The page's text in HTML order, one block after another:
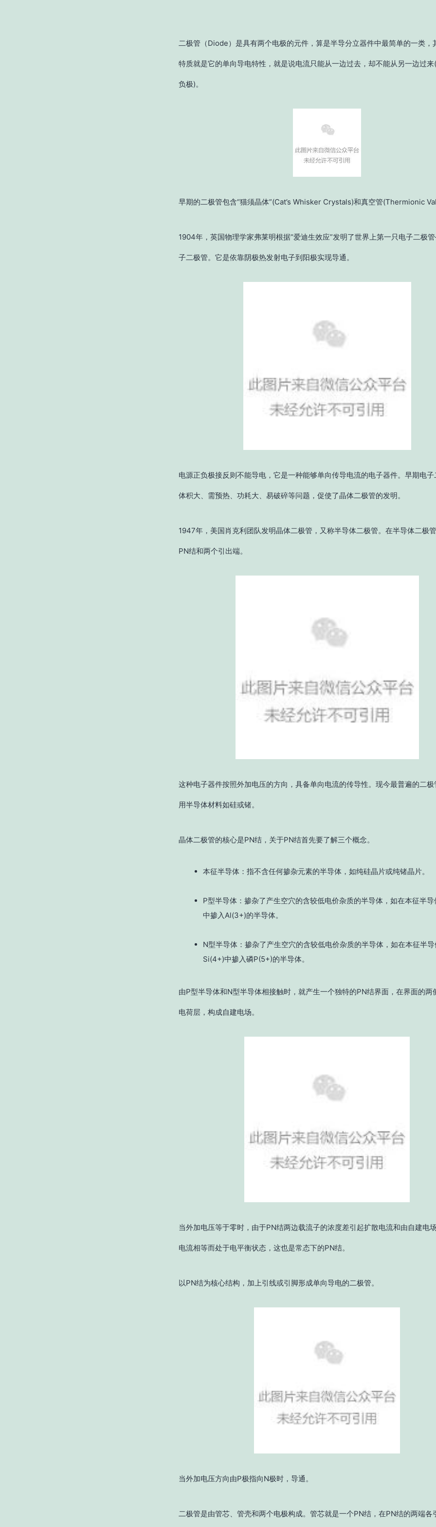
二极管（Diode）是具有两个电极的元件， 算是半导分立器件中最简单的一类，
特质就是它的单向导电特性，就是说电流只能从一边过去，却不能从另一边过来
负极)。
早期的二极管包含“猫须晶体”(Cat’s Whisker Crystals)和真空管(Thermionic
1904年，英国物理学家弗莱明根据“爱迪生效应”发明了世界上第一只电子二极
子二极管。它是依靠阴极热发射电子到阳极实现导通。
电源正负极接反则不能导电，它是一种能够单向传导电流的电子器件。早期电子
体积大、需预热、功耗大、易破碎等问题，促使了晶体二极管的发明。
1947年， 美国肖克利团队发明晶体二极管，又称半导体二极管。在半导体二极
PN结和两个引出端。
这种电子器件按照外加电压的方向，具备单向电流的传导性。现今最普遍的二极
用半导体材料如硅或锗。
晶体二极管的核心是PN结，关于PN结首先要了解三个概念。
本征半导体：指不含任何掺杂元素的半导体，如纯硅晶片或纯锗晶片。
P型半导体：掺杂了产生空穴的含较低电价杂质的半导体，如在本征半
中掺入Al(3+)的半导体。
N型半导体：掺杂了产生空穴的含较低电价杂质的半导体，如在本征半
Si(4+)中掺入磷P(5+)的半导体。
由P型半导体和N型半导体相接触时，就产生一个独特的PN结界面，在界面的两
电荷层，构成自建电场。
当外加电压等于零时，由于PN结两边载流子的浓度差引起扩散电流和由自建电
电流相等而处于电平衡状态，这也是常态下的PN结。
以PN结为核心结构，加上引线或引脚形成单向导电的二极管。
当外加电压方向由P极指向N极时，导通。
二极管是由管芯、管壳和两个电极构成。 管芯就是一个PN结，在PN结的两端各